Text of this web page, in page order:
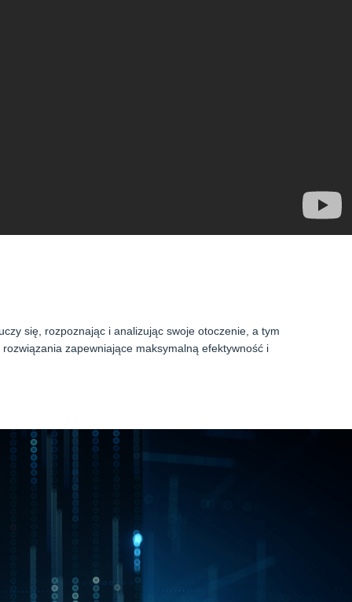
się, rozpoznając i analizując swoje otoczenie, a tym
zapewniające maksymalną efektywność i